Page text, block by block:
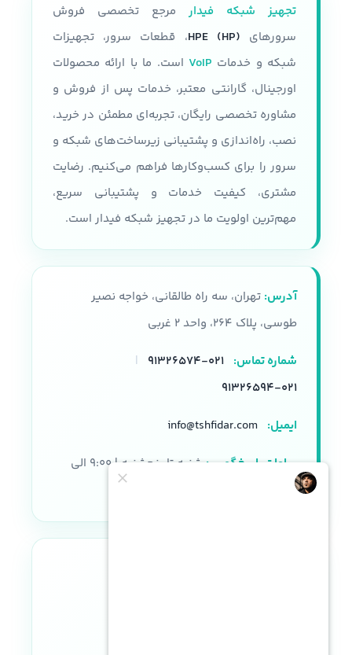
تجهیز شبکه فیدار مرجع تخصصی فروش
سرورهای HPE (HP)، قطعات سرور، تجهیزات
شبکه و خدمات VoIP است. ما با ارائه محصولات
اورجینال، گارانتی معتبر، خدمات پس از فروش و
مشاوره تخصصی رایگان، تجربه‌ای مطمئن در خرید،
نصب، راه‌اندازی و پشتیبانی زیرساخت‌های شبکه و
سرور را برای کسب‌وکارها فراهم می‌کنیم. رضایت
مشتری، کیفیت خدمات و پشتیبانی سریع،
مهم‌ترین اولویت ما در تجهیز شبکه فیدار است.
آدرس: تهران، سه راه طالقانی، خواجه نصیر
طوسی، پلاک ۲۶۴، واحد ۲ غربی
شماره تماس: ۰۲۱-۹۱۳۲۶۵۷۴
|
۰۲۱-۹۱۳۲۶۵۹۴
ایمیل: info@tshfidar.com
ساعات پاسخگویی:
شنبه تا پنجشنبه | ۹:۰۰ الی
۱۸:۰۰